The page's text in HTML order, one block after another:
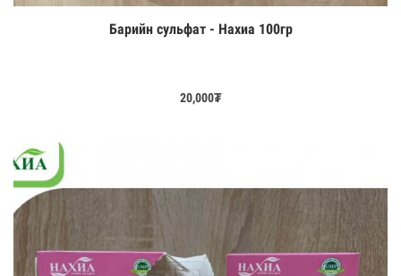
Цааш үзэх
Барийн сульфат - Нахиа 100гр
20,000₮